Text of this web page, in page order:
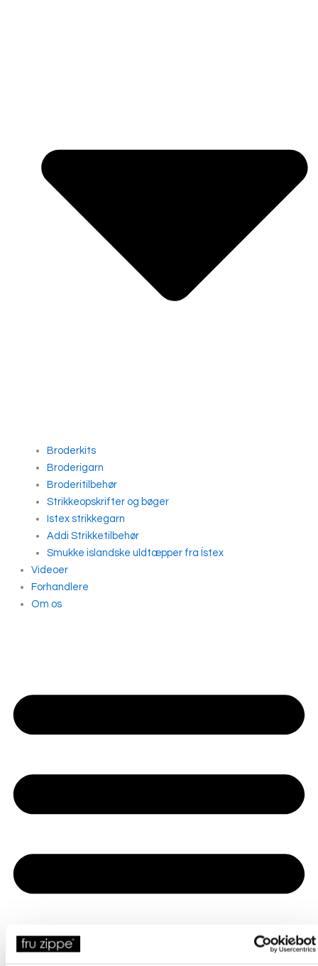
Broderkits
Broderigarn
Broderitilbehør
Strikkeopskrifter og bøger
Istex strikkegarn
Addi Strikketilbehør
Smukke islandske uldtæpper fra Ístex
Videoer
Forhandlere
Om os